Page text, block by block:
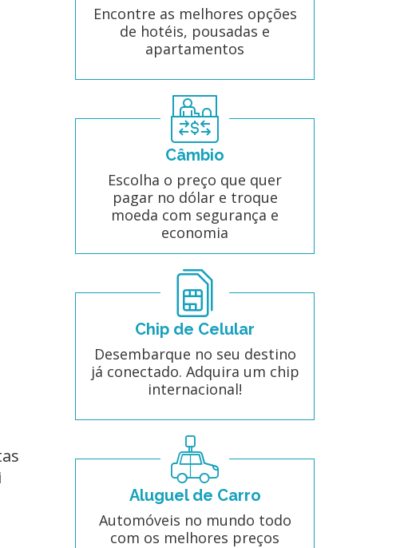
Encontre as melhores opções
de hotéis, pousadas e
apartamentos
Câmbio
Escolha o preço que quer
pagar no dólar e troque
moeda com segurança e
economia
Chip de Celular
Desembarque no seu destino
já conectado. Adquira um chip
internacional!
Aluguel de Carro
Automóveis no mundo todo
com os melhores preços